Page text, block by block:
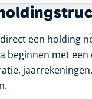
een holding
beginnen met